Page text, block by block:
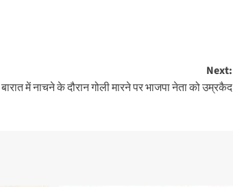
Next:
बारात में नाचने के दौरान गोली मारने पर भाजपा नेता को उम्रकैद